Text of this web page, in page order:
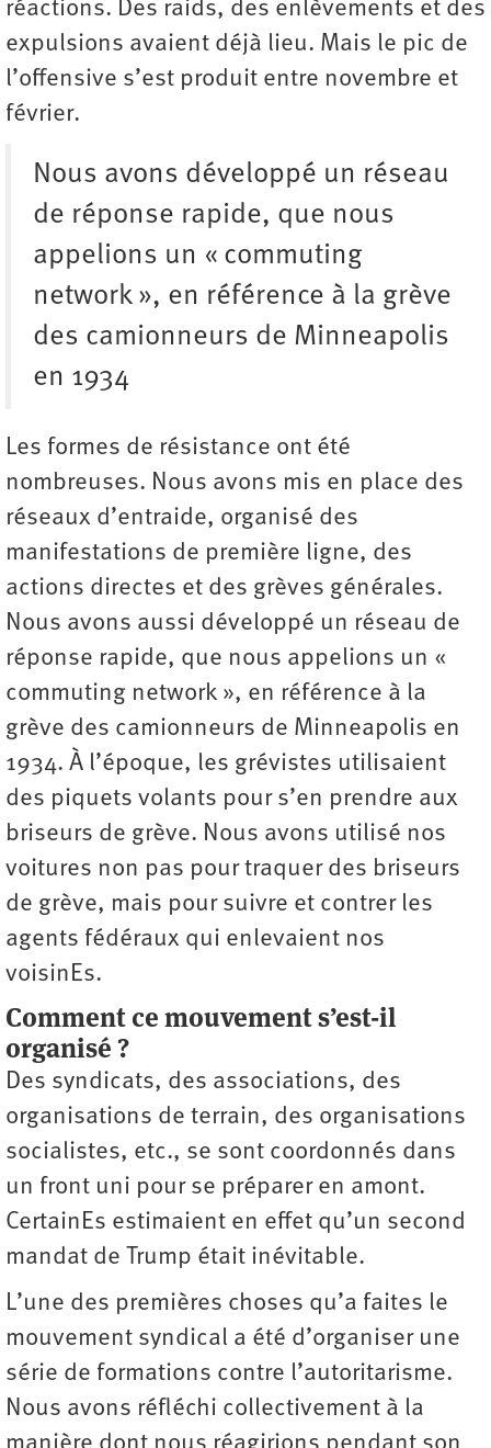
réactions. Des raids, des enlèvements et des
expulsions avaient déjà lieu. Mais le pic de
l’offensive s’est produit entre novembre et
février.
Nous avons développé un réseau
de réponse rapide, que nous
appelions un « commuting
network », en référence à la grève
des camionneurs de Minneapolis
en 1934
Les formes de résistance ont été
nombreuses. Nous avons mis en place des
réseaux d’entraide, organisé des
manifestations de première ligne, des
actions directes et des grèves générales.
Nous avons aussi développé un réseau de
réponse rapide, que nous appelions un «
commuting network », en référence à la
grève des camionneurs de Minneapolis en
1934. À l’époque, les grévistes utilisaient
des piquets volants pour s’en prendre aux
briseurs de grève. Nous avons utilisé nos
voitures non pas pour traquer des briseurs
de grève, mais pour suivre et contrer les
agents ­fédéraux qui enlevaient nos
voisinEs.
Comment ce mouvement s’est-il
organisé ?
Des syndicats, des associations, des
organisations de terrain, des organisations
socialistes, etc., se sont coordonnés dans
un front uni pour se préparer en amont.
CertainEs estimaient en effet qu’un second
mandat de Trump était inévitable.
L’une des premières choses qu’a faites le
mouvement syndical a été d’organiser une
série de formations contre l’autoritarisme.
Nous avons réfléchi collectivement à la